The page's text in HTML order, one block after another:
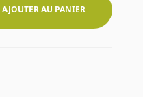
AJOUTER AU PANIER